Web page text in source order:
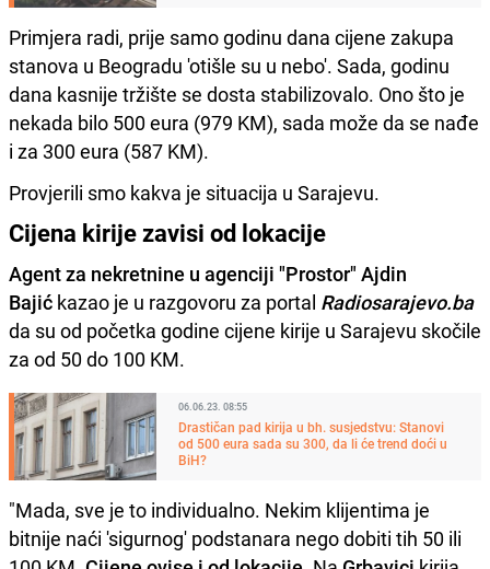
Primjera radi, prije samo godinu dana cijene zakupa
stanova u Beogradu 'otišle su u nebo'. Sada, godinu
dana kasnije tržište se dosta stabilizovalo. Ono što je
nekada bilo 500 eura (979 KM), sada može da se nađe
i za 300 eura (587 KM).
Provjerili smo kakva je situacija u Sarajevu.
Cijena kirije zavisi od lokacije
Agent za nekretnine u agenciji "Prostor" Ajdin
Bajić kazao je u razgovoru za portal Radiosarajevo.ba
da su od početka godine cijene kirije u Sarajevu skočile
za od 50 do 100 KM.
06.06.23. 08:55
Drastičan pad kirija u bh. susjedstvu: Stanovi
od 500 eura sada su 300, da li će trend doći u
BiH?
"Mada, sve je to individualno. Nekim klijentima je
bitnije naći 'sigurnog' podstanara nego dobiti tih 50 ili